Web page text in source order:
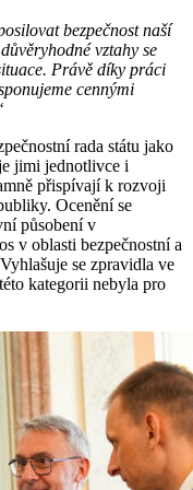
bezpečnost naší
vztahy se
Právě díky práci
cennými
rada státu jako
jimi jednotlivce i
přispívají k rozvoji
Ocenění se
působení v
v oblasti bezpečnostní a
se zpravidla ve
kategorii nebyla pro